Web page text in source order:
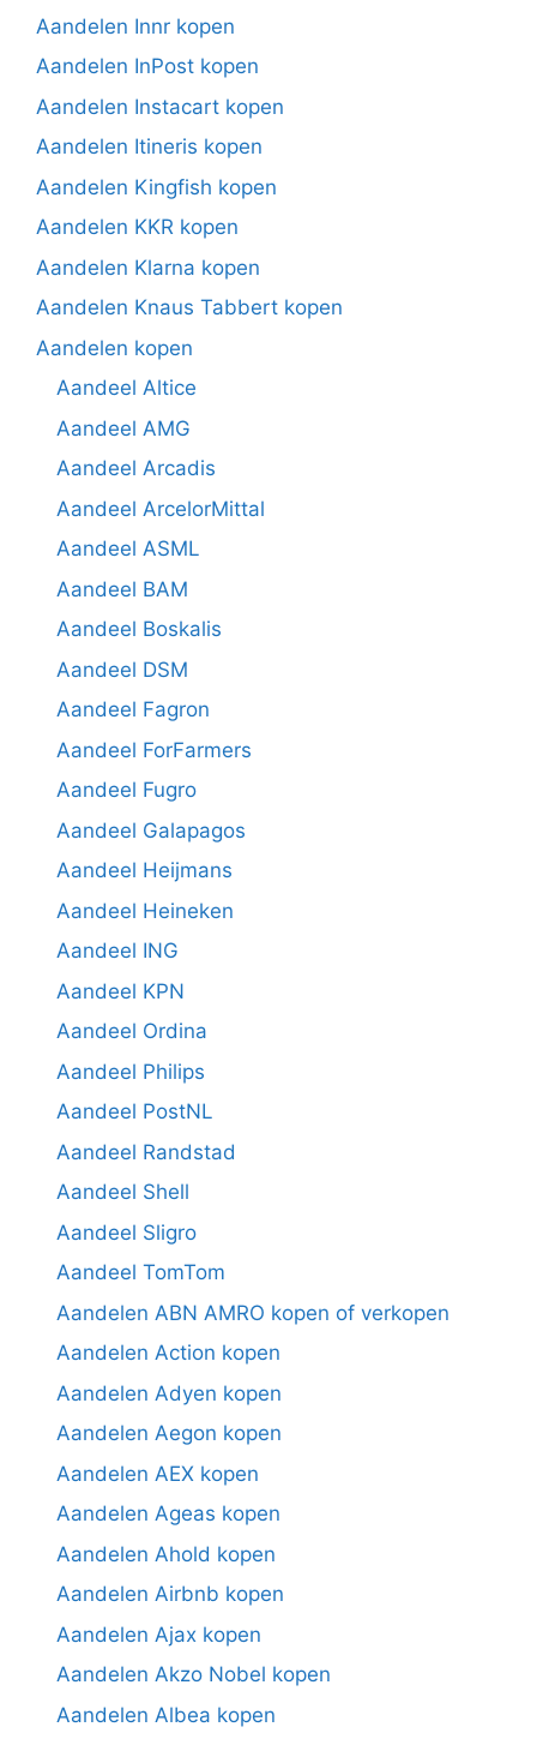
Aandelen Innr kopen
Aandelen InPost kopen
Aandelen Instacart kopen
Aandelen Itineris kopen
Aandelen Kingfish kopen
Aandelen KKR kopen
Aandelen Klarna kopen
Aandelen Knaus Tabbert kopen
Aandelen kopen
Aandeel Altice
Aandeel AMG
Aandeel Arcadis
Aandeel ArcelorMittal
Aandeel ASML
Aandeel BAM
Aandeel Boskalis
Aandeel DSM
Aandeel Fagron
Aandeel ForFarmers
Aandeel Fugro
Aandeel Galapagos
Aandeel Heijmans
Aandeel Heineken
Aandeel ING
Aandeel KPN
Aandeel Ordina
Aandeel Philips
Aandeel PostNL
Aandeel Randstad
Aandeel Shell
Aandeel Sligro
Aandeel TomTom
Aandelen ABN AMRO kopen of verkopen
Aandelen Action kopen
Aandelen Adyen kopen
Aandelen Aegon kopen
Aandelen AEX kopen
Aandelen Ageas kopen
Aandelen Ahold kopen
Aandelen Airbnb kopen
Aandelen Ajax kopen
Aandelen Akzo Nobel kopen
Aandelen Albea kopen